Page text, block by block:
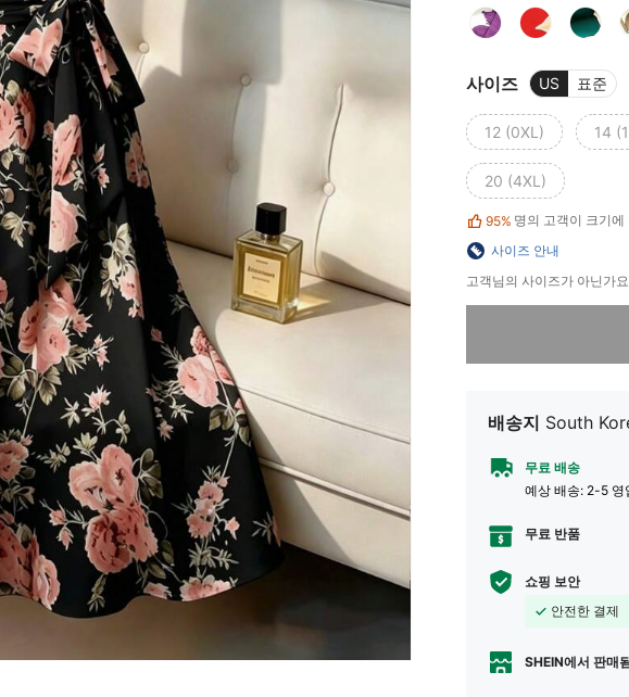
사이즈 US 표준
12 (0XL) 14
20 (4XL)
95% 명의 고객이 크기
사이즈 안내
고객님의 사이즈가 아닌가
죄송합니다. 이 상품은 품절
배송지 South
무료 배송
예상 배송: 2-5 영
무료 반품
쇼핑 보안
안전한 결제
SHEIN에서 판매